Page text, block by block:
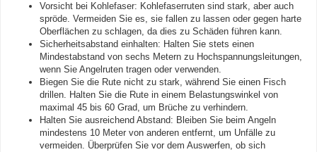
Vorsicht bei Kohlefaser: Kohlefaserruten sind stark, aber auch
spröde. Vermeiden Sie es, sie fallen zu lassen oder gegen harte
Oberflächen zu schlagen, da dies zu Schäden führen kann.
Sicherheitsabstand einhalten: Halten Sie stets einen
Mindestabstand von sechs Metern zu Hochspannungsleitungen,
wenn Sie Angelruten tragen oder verwenden.
Biegen Sie die Rute nicht zu stark, während Sie einen Fisch
drillen. Halten Sie die Rute in einem Belastungswinkel von
maximal 45 bis 60 Grad, um Brüche zu verhindern.
Halten Sie ausreichend Abstand: Bleiben Sie beim Angeln
mindestens 10 Meter von anderen entfernt, um Unfälle zu
vermeiden. Überprüfen Sie vor dem Auswerfen, ob sich